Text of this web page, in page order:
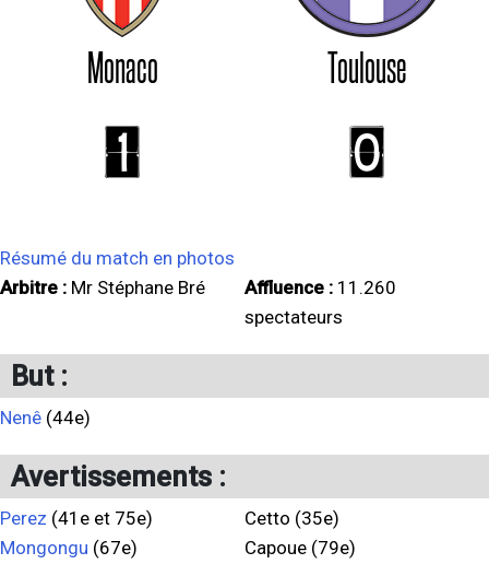
Monaco Toulouse
1 0
Résumé du match en photos
Arbitre : Mr Stéphane Bré Affluence : 11.260
spectateurs
But :
Nenê (44e)
Avertissements :
Perez (41e et 75e)
Mongongu (67e)
Cetto (35e)
Capoue (79e)